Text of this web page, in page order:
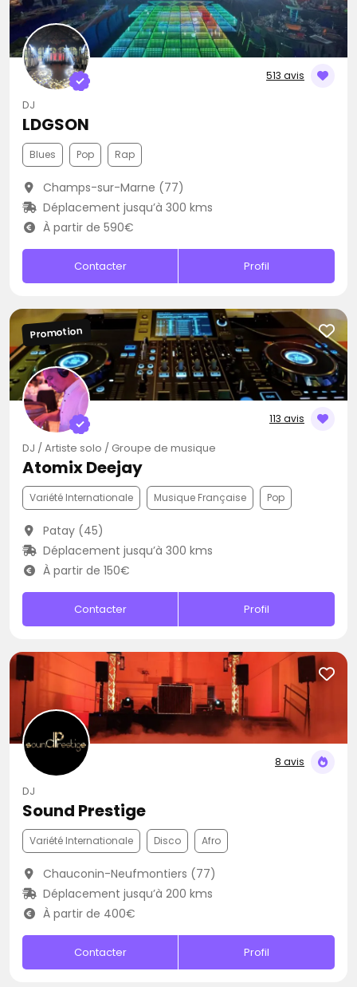
513 avis
DJ
LDGSON
Blues Pop Rap
Champs-sur-Marne (77)
Déplacement jusqu’à 300 kms
À partir de 590€
Contacter Profil
113 avis
Promotion
DJ / Artiste solo / Groupe de musique
Atomix Deejay
Variété Internationale Musique Française Pop
Patay (45)
Déplacement jusqu’à 300 kms
À partir de 150€
Contacter Profil
8 avis
DJ
Sound Prestige
Variété Internationale Disco Afro
Chauconin-Neufmontiers (77)
Déplacement jusqu’à 200 kms
À partir de 400€
Contacter Profil